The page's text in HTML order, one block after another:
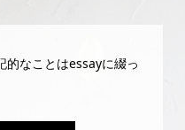
的なことはessayに綴っ